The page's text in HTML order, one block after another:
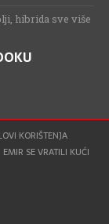
hibrida sve više
KORIŠTENJA
SE VRATILI KUĆI